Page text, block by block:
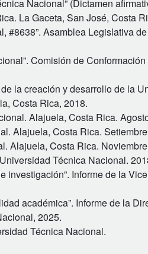
Nacional” (Dictamen
La Gaceta, San José, Costa
#8638”. Asamblea Legislativa
Comisión de
la creación y desarrollo de la
Costa Rica, 2018.
Alajuela, Costa Rica.
Alajuela, Costa Rica.
Alajuela, Costa Rica.
Técnica Nacional.
investigación”. Informe de la
académica”. Informe de la
2025.
Técnica Nacional.